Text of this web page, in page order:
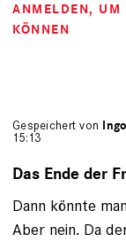
ANMELDEN, UM
KÖNNEN
Gespeichert von
15:13
Das Ende der
Dann könnte
Aber nein. Da